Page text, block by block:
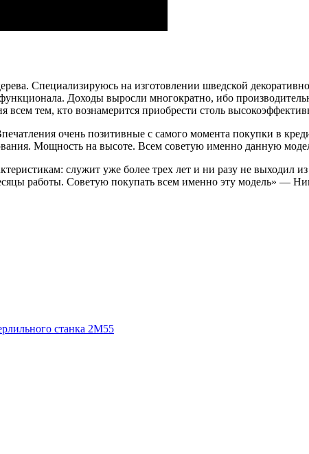
Специализируюсь на изготовлении шведской
Доходы выросли многократно, ибо
всем тем, кто вознамерится приобрести столь
очень позитивные с самого момента покупки в
Мощность на высоте. Всем советую именно данную
служит уже более трех лет и ни разу не выходил
работы. Советую покупать всем именно эту модель» —
станка 2М55